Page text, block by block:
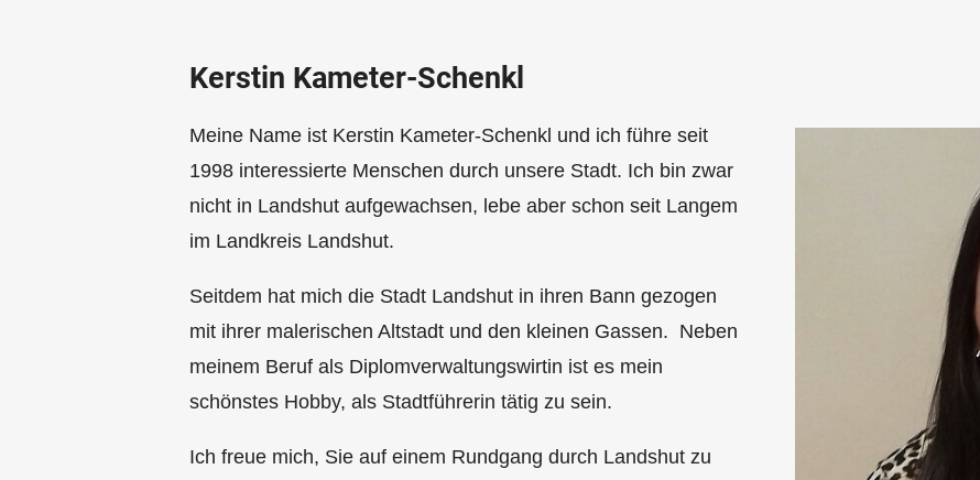
Kerstin Kameter-Schenkl
Meine Name ist Kerstin Kameter-Schenkl und ich führe seit
1998 interessierte Menschen durch unsere Stadt. Ich bin zwar
nicht in Landshut aufgewachsen, lebe aber schon seit Langem
im Landkreis Landshut.
Seitdem hat mich die Stadt Landshut in ihren Bann gezogen
mit ihrer malerischen Altstadt und den kleinen Gassen. Neben
meinem Beruf als Diplomverwaltungswirtin ist es mein
schönstes Hobby, als Stadtführerin tätig zu sein.
Ich freue mich, Sie auf einem Rundgang durch Landshut zu